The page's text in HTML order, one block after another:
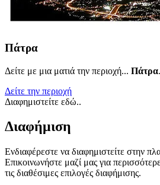
Πάτρα
Δείτε με μια ματιά την περιοχή... Πάτρα.
Δείτε την περιοχή
Διαφημιστείτε εδώ..
Διαφήμιση
Ενδιαφέρεστε να διαφημιστείτε στην
Επικοινωνήστε μαζί μας για
τις διαθέσιμες επιλογές διαφήμισης.